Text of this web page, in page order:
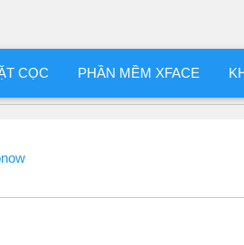
CỌC PHẦN MỀM XFACE